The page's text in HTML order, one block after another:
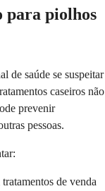
para piolhos
de saúde se suspeitar
caseiros não
prevenir
pessoas.
de venda